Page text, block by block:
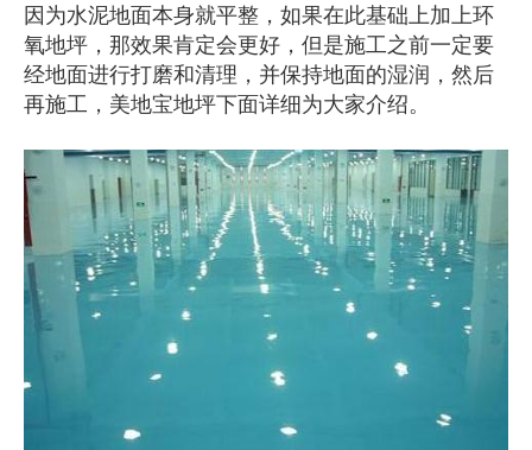
因为水泥地面本身就平整，如果在此基础上加上环
氧地坪，那效果肯定会更好，但是施工之前一定要
经地面进行打磨和清理，并保持地面的湿润，然后
再施工，美地宝地坪下面详细为大家介绍。